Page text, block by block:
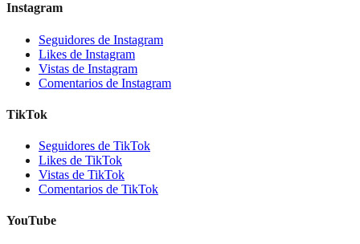
Instagram
Seguidores de Instagram
Likes de Instagram
Vistas de Instagram
Comentarios de Instagram
TikTok
Seguidores de TikTok
Likes de TikTok
Vistas de TikTok
Comentarios de TikTok
YouTube